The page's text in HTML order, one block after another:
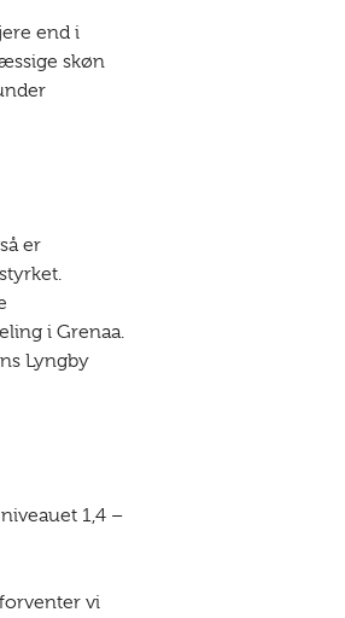
end i
skøn
er
i Grenaa.
Lyngby
1,4 –
vi